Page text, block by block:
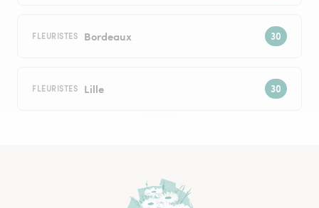
FLEURISTES Bordeaux
FLEURISTES Lille